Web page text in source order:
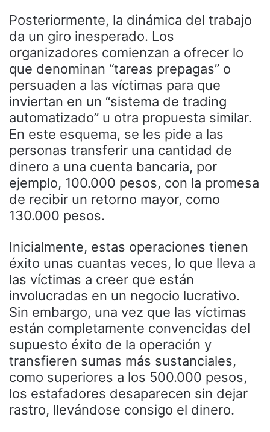
Posteriormente, la dinámica del trabajo
da un giro inesperado. Los
organizadores comienzan a ofrecer lo
que denominan “tareas prepagas” o
persuaden a las víctimas para que
inviertan en un “sistema de trading
automatizado” u otra propuesta similar.
En este esquema, se les pide a las
personas transferir una cantidad de
dinero a una cuenta bancaria, por
ejemplo, 100.000 pesos, con la promesa
de recibir un retorno mayor, como
130.000 pesos.
Inicialmente, estas operaciones tienen
éxito unas cuantas veces, lo que lleva a
las víctimas a creer que están
involucradas en un negocio lucrativo.
Sin embargo, una vez que las víctimas
están completamente convencidas del
supuesto éxito de la operación y
transfieren sumas más sustanciales,
como superiores a los 500.000 pesos,
los estafadores desaparecen sin dejar
rastro, llevándose consigo el dinero.